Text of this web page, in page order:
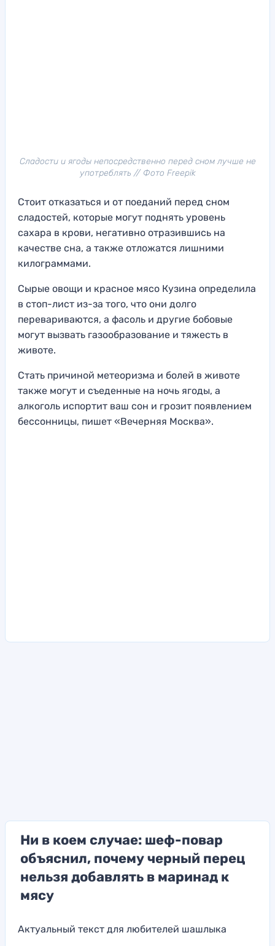
Сладости и ягоды непосредственно перед сном лучше не
употреблять // Фото Freepik
Стоит отказаться и от поеданий перед сном
сладостей, которые могут поднять уровень
сахара в крови, негативно отразившись на
качестве сна, а также отложатся лишними
килограммами.
Сырые овощи и красное мясо Кузина определила
в стоп-лист из-за того, что они долго
перевариваются, а фасоль и другие бобовые
могут вызвать газообразование и тяжесть в
животе.
Стать причиной метеоризма и болей в животе
также могут и съеденные на ночь ягоды, а
алкоголь испортит ваш сон и грозит появлением
бессонницы, пишет «Вечерняя Москва».
Ни в коем случае: шеф-повар
объяснил, почему черный перец
нельзя добавлять в маринад к
мясу
Актуальный текст для любителей шашлыка